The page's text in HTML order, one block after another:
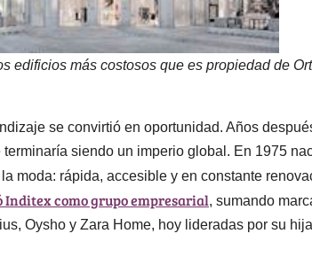
edificios más costosos que es propiedad de
se convirtió en oportunidad. Años
terminaría siendo un imperio global. En 1975
moda: rápida, accesible y en constante
Inditex como grupo empresarial, sumando
Oysho y Zara Home, hoy lideradas por su